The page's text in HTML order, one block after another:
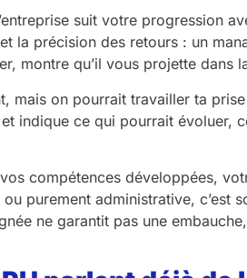
suit votre progression
la précision des retours : un
montre qu’il vous projette dans
mais on pourrait travailler ta
indique ce qui pourrait évoluer,
compétences développées,
purement administrative, c’est
ne garantit pas une